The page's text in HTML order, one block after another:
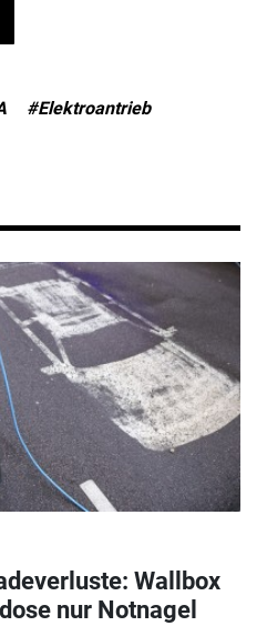
#Elektroantrieb
Wallbox
nur Notnagel